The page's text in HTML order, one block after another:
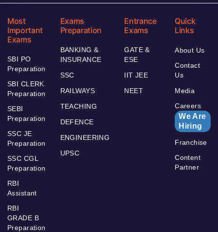
Most
Important
Exams
SBI PO
Preparation
SBI CLERK
Preparation
SEBI
Preparation
SSC JE
Preparation
SSC CGL
Preparation
RBI
Assistant
RBI
GRADE B
Preparation
Exams
Preparation
BANKING &
INSURANCE
SSC
RAILWAYS
TEACHING
DEFENCE
ENGINEERING
UPSC
Entrance
Exams
GATE &
ESE
IIT JEE
NEET
Quick
Links
About Us
Contact
Us
Media
Careers
We Are
Hiring
Franchise
Content
Partner